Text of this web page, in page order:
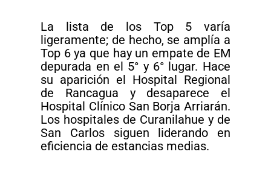
La lista de los Top 5 varía
ligeramente; de hecho, se amplía a
Top 6 ya que hay un empate de EM
depurada en el 5° y 6° lugar. Hace
su aparición el Hospital Regional
de Rancagua y desaparece el
Hospital Clínico San Borja Arriarán.
Los hospitales de Curanilahue y de
San Carlos siguen liderando en
eficiencia de estancias medias.